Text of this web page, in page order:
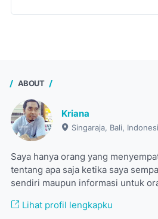
ABOUT
Kriana
Singaraja, Bali,
Saya hanya orang yang
tentang apa saja ketika saya
sendiri maupun informasi untuk
Lihat profil lengkapku